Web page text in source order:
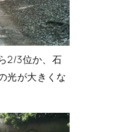
2/3位か、石
光が大きくな